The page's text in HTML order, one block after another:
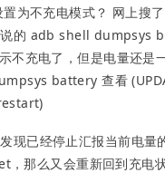
为不充电模式？ 网上搜
说的 adb shell dumpsys
不充电了，但是电量还是
battery 查看
现已经停止汇报当前电量
，那么又会重新回到充电